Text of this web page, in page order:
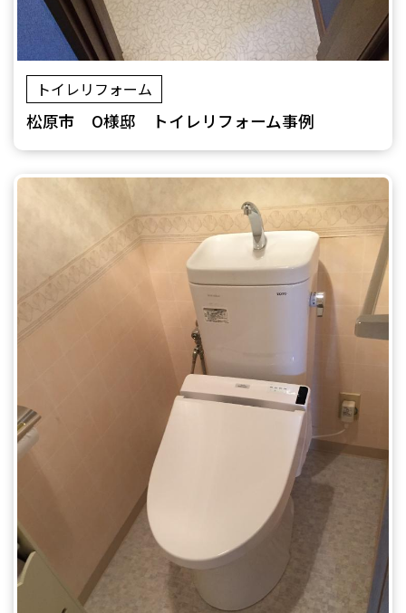
トイレリフォーム
松原市 O様邸 トイレリフォーム事例